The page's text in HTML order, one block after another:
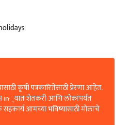
कृषी पत्रकारितेसाठी प्रेरणा आहेत.
in्यात शेतकरी आणि लोकांपर्यंत
आमच्या भविष्यासाठी मोलाचे